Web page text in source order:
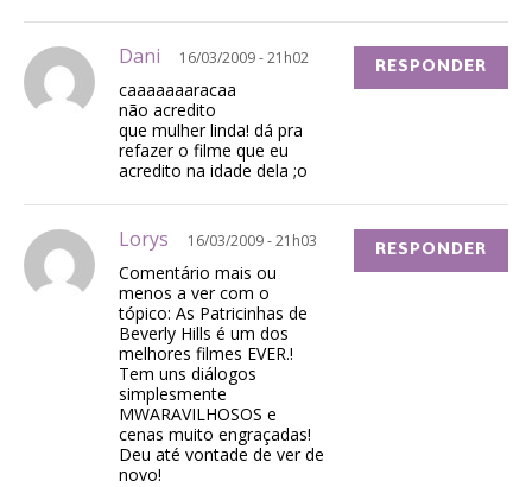
Dani 16/03/2009 - 21h02
caaaaaaaracaa
não acredito
que mulher linda! dá pra
refazer o filme que eu
acredito na idade dela ;o
RESPONDER
Lorys 16/03/2009 - 21h03
Comentário mais ou
menos a ver com o
tópico: As Patricinhas de
Beverly Hills é um dos
melhores filmes EVER.!
Tem uns diálogos
simplesmente
MWARAVILHOSOS e
cenas muito engraçadas!
Deu até vontade de ver de
novo!
RESPONDER